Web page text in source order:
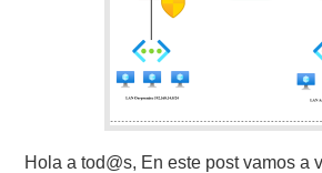
Hola a tod@s, En este post vamos a